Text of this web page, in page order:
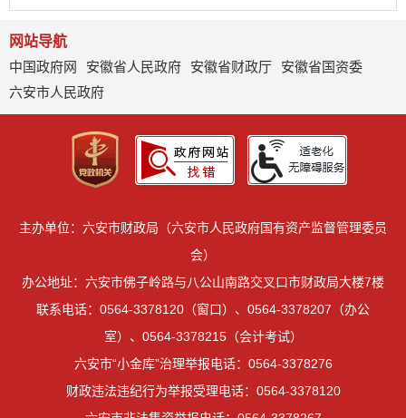
网站导航
中国政府网
安徽省人民政府 安徽省财政厅
安徽省国资委
六安市人民政府
主办单位：六安市财政局（六安市人民政府国有资产监督管理委员
会）
办公地址：六安市佛子岭路与八公山南路交叉口市财政局大楼7楼
联系电话：0564-3378120（窗口）、0564-3378207（办公
室）、0564-3378215（会计考试）
六安市“小金库”治理举报电话：0564-3378276
财政违法违纪行为举报受理电话：0564-3378120